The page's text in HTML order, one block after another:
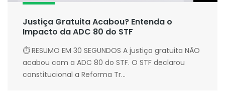
Justiça Gratuita Acabou? Entenda o
Impacto da ADC 80 do STF
⏱ RESUMO EM 30 SEGUNDOS A justiça gratuita NÃO
acabou com a ADC 80 do STF. O STF declarou
constitucional a Reforma Tr...